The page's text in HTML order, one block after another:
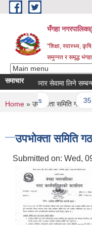
Skip to main content
भँगहा
"शिक्षा, स्वास्थ्य,
समुन्नत र समृद्ध
समाचार
लागि करार सेवामा लिने सम्बन्धी
previous … 35
You are here
Home » उपभोक्ता समिति गठन
उपभोक्ता समिति
Submitted on: Wed,